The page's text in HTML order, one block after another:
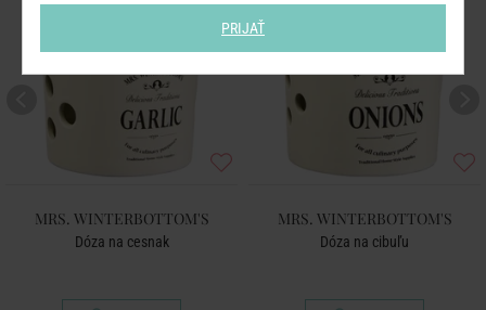
MRS. WINTERBOTTOM'S
Dóza na cesnak
MRS. WINTERBOTTOM'S
Dóza na cibuľu
PRIJAŤ